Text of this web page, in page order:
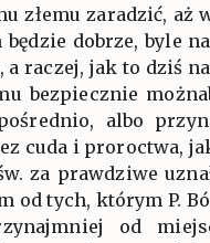
złemu zaradzić, aż
dobrze, byle
a raczej, jak to dziś
bezpiecznie
albo
cuda i proroctwa,
za prawdziwe
od tych, którym P.
od